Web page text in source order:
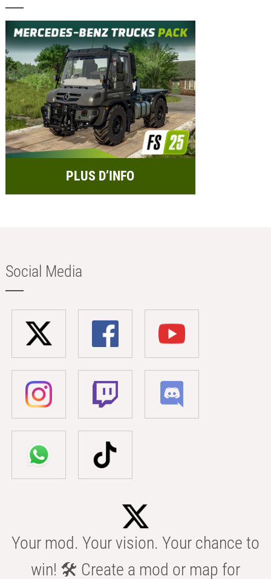
PLUS D’INFO
Social Media
Your mod. Your vision. Your chance to
win! 🛠️ Create a mod or map for